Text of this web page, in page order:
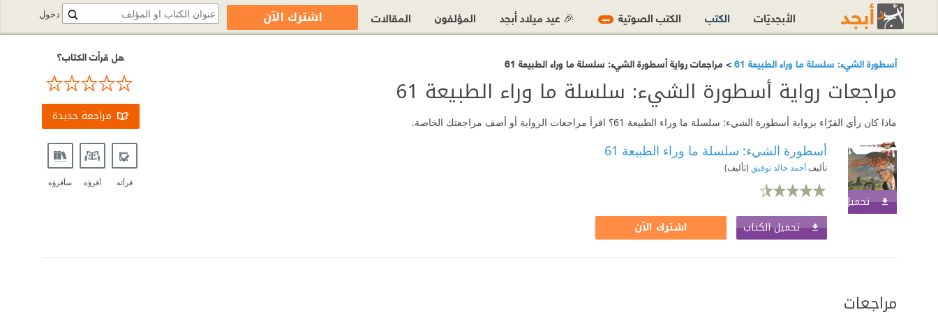
أسطورة الشيء: سلسلة ما وراء الطبيعة 61 > مراجعات رواية أسطورة الشيء: سلسلة ما وراء الطبيعة 61
مراجعات رواية أسطورة الشيء: سلسلة ما وراء الطبيعة 61
ماذا كان رأي القرّاء برواية أسطورة الشيء: سلسلة ما وراء الطبيعة 61؟ اقرأ مراجعات الرواية أو أضف مراجعتك الخاصة.
تحميل الكتاب اشترك الآن
أسطورة الشيء: سلسلة ما وراء الطبيعة 61
تأليفأحمد خالد توفيق (تأليف)
تحميل الكتاب اشترك الآن
هل قرأت الكتاب؟
مراجعة جديدة
قرأته أقرؤه سأقرؤه
مراجعات
دخول الأبجديّات الكتب الكتب الصوتية جديد 🎉 عيد ميلاد أبجد المؤلفون المقالات اشترك الآن